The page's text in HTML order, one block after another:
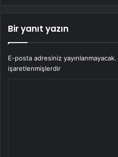
Bir yanıt yazın
E-posta adresiniz yayınlanmayacak.
işaretlenmişlerdir